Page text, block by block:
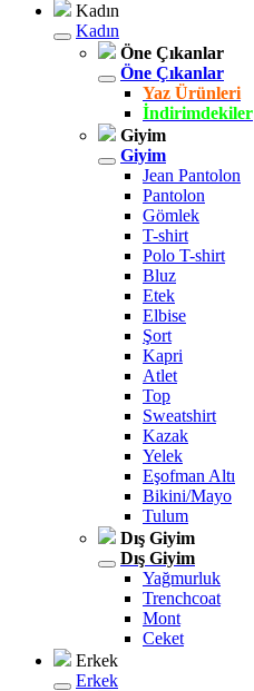
Kadın
Kadın
Öne Çıkanlar
Öne Çıkanlar
Yaz Ürünleri
İndirimdekiler
Giyim
Giyim
Jean Pantolon
Pantolon
Gömlek
T-shirt
Polo T-shirt
Bluz
Etek
Elbise
Şort
Kapri
Atlet
Top
Sweatshirt
Kazak
Yelek
Eşofman Altı
Bikini/Mayo
Tulum
Dış Giyim
Dış Giyim
Yağmurluk
Trenchcoat
Mont
Ceket
Erkek
Erkek